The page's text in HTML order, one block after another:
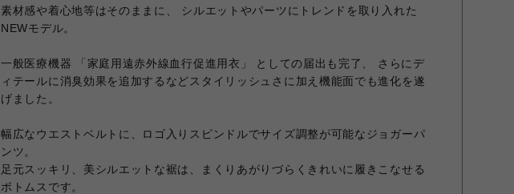
素材感や着心地等はそのままに、 シルエットやパーツにトレンドを取り入れた
NEWモデル。
一般医療機器 「家庭用遠赤外線血行促進用衣」 としての届出も完了、 さらにデ
ィテールに消臭効果を追加するなどスタイリッシュさに加え機能面でも進化を遂
げました。
幅広なウエストベルトに、ロゴ入りスピンドルでサイズ調整が可能なジョガーパ
ンツ。
足元スッキリ、美シルエットな裾は、まくりあがりづらくきれいに履きこなせる
ボトムスです。